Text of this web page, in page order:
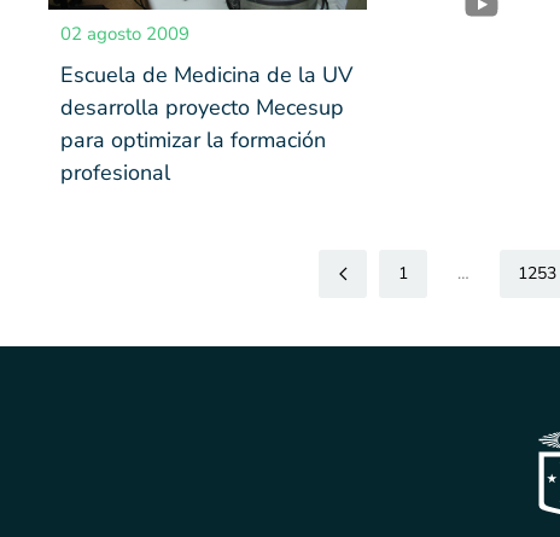
02 agosto 2009
Escuela de Medicina de la UV
desarrolla proyecto Mecesup
para optimizar la formación
profesional
1 … 1253